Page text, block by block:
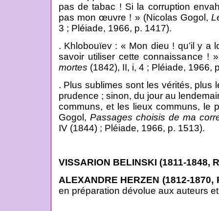
pas de tabac ! Si la corruption
pas mon œuvre ! » (Nicolas Gogol,
3 ; Pléiade, 1966, p. 1417).
. Khlobouïev : « Mon dieu ! qu’il y a
savoir utiliser cette connaissance !
mortes (1842), II, i, 4 ; Pléiade, 1966,
. Plus sublimes sont les vérités, plus
prudence ; sinon, du jour au
communs, et les lieux communs, le
Gogol, Passages choisis de ma
IV (1844) ; Pléiade, 1966, p. 1513).
VISSARION BELINSKI (1811-1848,
ALEXANDRE HERZEN (1812-1870,
en préparation dévolue aux auteurs